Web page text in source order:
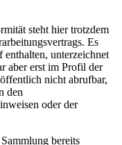
steht hier trotzdem
Es
enthalten, unterzeichnet
aber erst im Profil der
nicht abrufbar,
den
oder der
bereits